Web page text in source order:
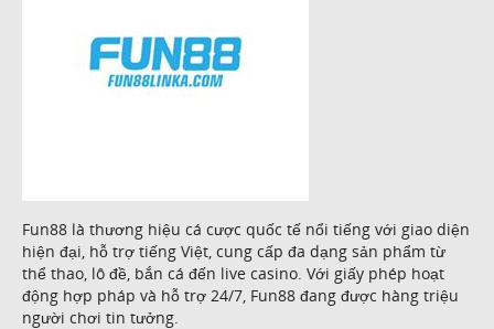
Fun88 là thương hiệu cá cược quốc tế nổi tiếng với giao diện
hiện đại, hỗ trợ tiếng Việt, cung cấp đa dạng sản phẩm từ
thể thao, lô đề, bắn cá đến live casino. Với giấy phép hoạt
động hợp pháp và hỗ trợ 24/7, Fun88 đang được hàng triệu
người chơi tin tưởng.